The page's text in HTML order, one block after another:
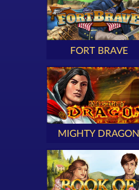
FORT BRAVE
MIGHTY DRAGON